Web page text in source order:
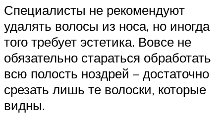
Специалисты не рекомендуют
удалять волосы из носа, но иногда
того требует эстетика. Вовсе не
обязательно стараться обработать
всю полость ноздрей – достаточно
срезать лишь те волоски, которые
видны.